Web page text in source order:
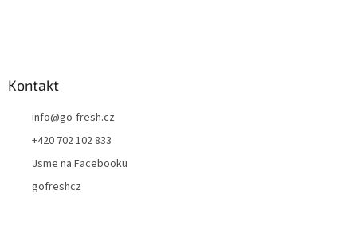
Kontakt
info@go-fresh.cz
+420 702 102 833
Jsme na Facebooku
gofreshcz